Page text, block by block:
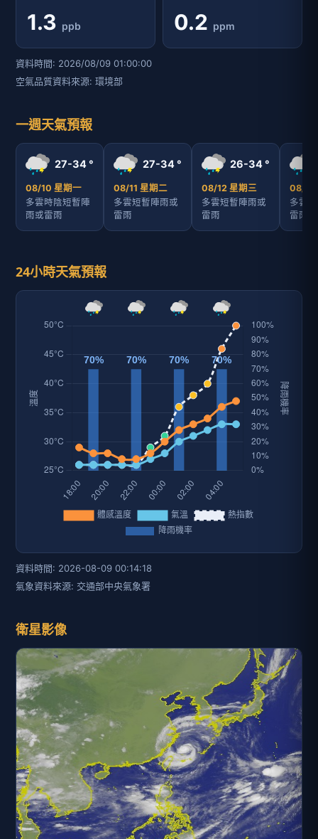
1.3 ppb 0.2 ppm
資料時間: 2026/08/09 01:00:00
空氣品質資料來源: 環境部
一週天氣預報
27-34 °
08/10 星期一
多雲時陰短暫陣
雨或雷雨
27-34 °
08/11 星期二
多雲短暫陣雨或
雷雨
26-34 °
08/12 星期三
多雲短暫陣雨或
雷雨
08/13
多雲
雷雨
24小時天氣預報
資料時間: 2026-08-09 00:14:18
氣象資料來源: 交通部中央氣象署
衛星影像